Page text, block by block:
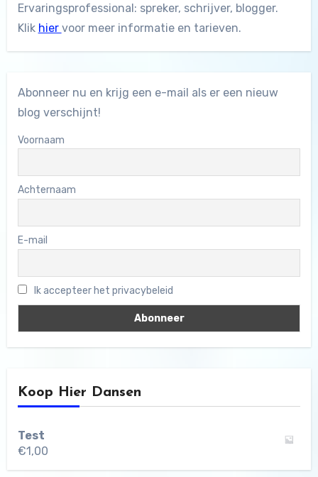
Ervaringsprofessional: spreker, schrijver, blogger.
Klik hier voor meer informatie en tarieven.
Abonneer nu en krijg een e-mail als er een nieuw
blog verschijnt!
Voornaam
Achternaam
E-mail
Ik accepteer het privacybeleid
Koop Hier Dansen
Test
€1,00